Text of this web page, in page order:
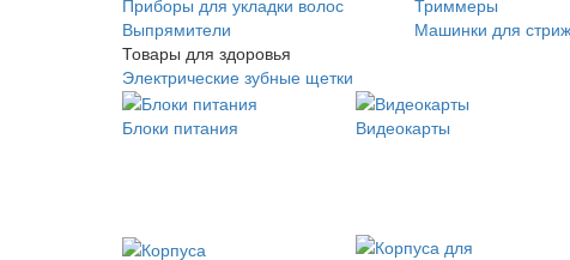
Выпрямители
Товары для здоровья
Электрические зубные щетки
Машинки для
Блоки питания
Видеокарты